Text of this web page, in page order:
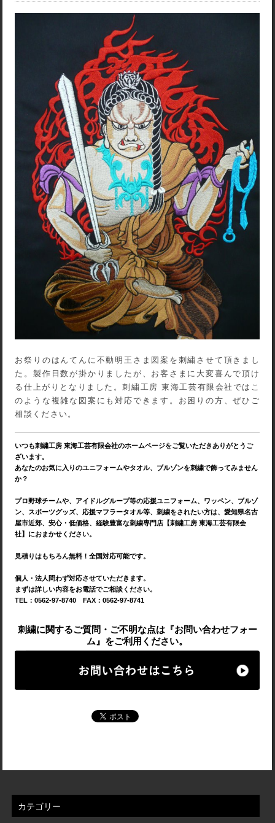
お祭りのはんてんに不動明王さま図案を刺繍させて頂きまし
た。製作日数が掛かりましたが、お客さまに大変喜んで頂け
る仕上がりとなりました。刺繍工房 東海工芸有限会社ではこ
のような複雑な図案にも対応できます。お困りの方、ぜひご
相談ください。
いつも刺繍工房 東海工芸有限会社のホームページをご覧いただきありがとうご
ざいます。
あなたのお気に入りのユニフォームやタオル、ブルゾンを刺繍で飾ってみません
か？
プロ野球チームや、アイドルグループ等の応援ユニフォーム、ワッペン、ブルゾ
ン、スポーツグッズ、応援マフラータオル等、刺繍をされたい方は、愛知県名古
屋市近郊、安心・低価格、経験豊富な刺繍専門店【刺繍工房 東海工芸有限会
社】におまかせください。
見積りはもちろん無料！全国対応可能です。
個人・法人問わず対応させていただきます。
まずは詳しい内容をお電話でご相談ください。
TEL：0562-97-8740 FAX：0562-97-8741
刺繍に関するご質問・ご不明な点は『お問い合わせフォー
ム』をご利用ください。
カテゴリー